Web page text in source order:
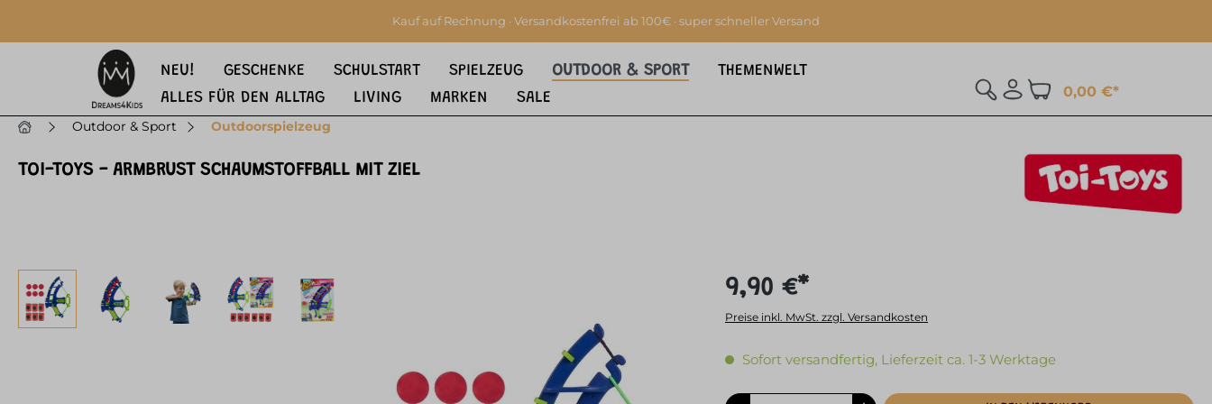
Kauf auf Rechnung · Versandkostenfrei ab 100€ · super schneller Versand
NEU! GESCHENKE SCHULSTART SPIELZEUG OUTDOOR & SPORT
THEMENWELT
ALLES FÜR DEN ALLTAG
LIVING MARKEN SALE 0,00 €*
Outdoor & Sport Outdoorspielzeug
TOI-TOYS - ARMBRUST SCHAUMSTOFFBALL MIT ZIEL
Bildergalerie überspringen 9,90 €*
Preise inkl. MwSt. zzgl. Versandkosten
Sofort versandfertig, Lieferzeit ca. 1-3 Werktage